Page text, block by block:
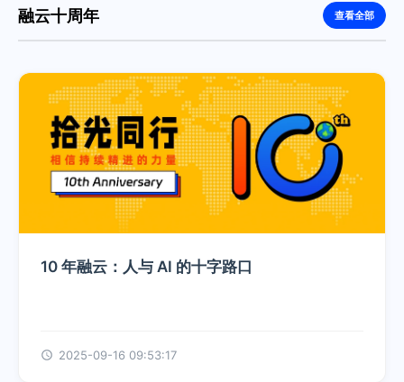
融云十周年 查看全部
10 年融云：人与 AI 的十字路口
2025-09-16 09:53:17